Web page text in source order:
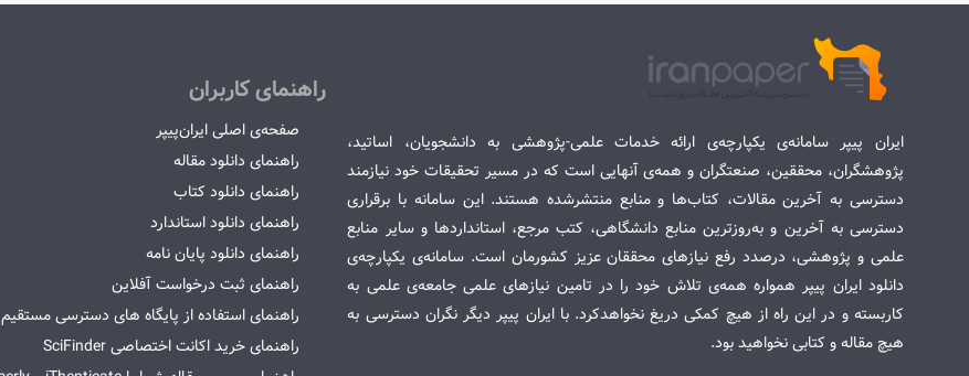
ایران پیپر سامانه‌ی یکپارچه‌ی ارائه خدمات علمی-پژوهشی به دانشجویان، اساتید،
پژوهشگران، محققین، صنعتگران و همه‌ی آنهایی است که در مسیر تحقیقات خود نیازمند
دسترسی به آخرین مقالات، کتاب‌ها و منابع منتشرشده هستند. این سامانه با برقراری
دسترسی به آخرین و به‌روزترین منابع دانشگاهی، کتب مرجع، استانداردها و سایر منابع
علمی و پژوهشی، درصدد رفع نیازهای محققان عزیز کشورمان است. سامانه‌ی یکپارچه‌ی
دانلود ایران پیپر همواره همه‌ی تلاش خود را در تامین نیازهای علمی جامعه‌ی علمی به
کاربسته و در این راه از هیچ کمکی دریغ نخواهدکرد. با ایران پیپر دیگر نگران دسترسی به
هیچ مقاله و کتابی نخواهید بود.
راهنمای کاربران
صفحه‌ی اصلی ایران‌پیپر
راهنمای دانلود مقاله
راهنمای دانلود کتاب
راهنمای دانلود استاندارد
راهنمای دانلود پایان نامه
راهنمای ثبت درخواست آفلاین
راهنمای استفاده از پایگاه های دسترسی مستقیم
راهنمای خرید اکانت اختصاصی SciFinder